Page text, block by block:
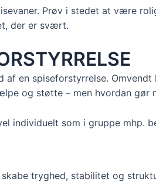
Prøv i stedet at være
der er svært.
en spiseforstyrrelse.
og støtte – men hvordan gør
individuelt som i gruppe mhp.
tryghed, stabilitet og